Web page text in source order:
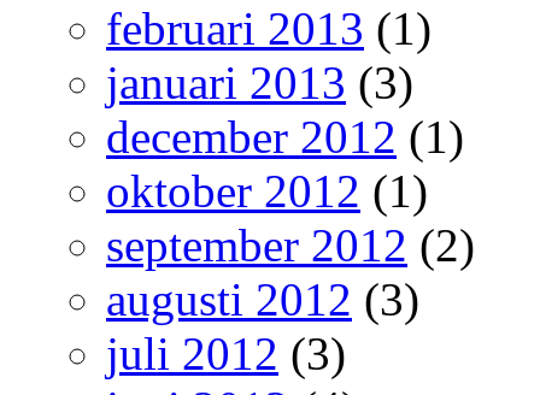
februari 2013 (1)
januari 2013 (3)
december 2012 (1)
oktober 2012 (1)
september 2012 (2)
augusti 2012 (3)
juli 2012 (3)